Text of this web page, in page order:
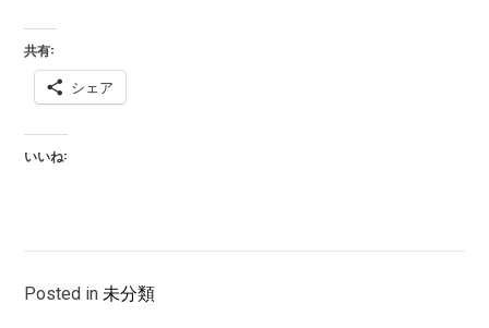
共有:
シェア
いいね:
Posted in 未分類